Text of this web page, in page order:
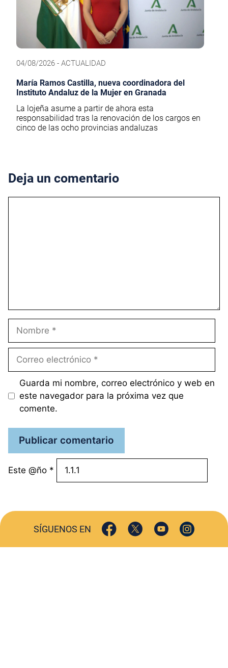
04/08/2026 - ACTUALIDAD
María Ramos Castilla, nueva coordinadora del
Instituto Andaluz de la Mujer en Granada
La lojeña asume a partir de ahora esta
responsabilidad tras la renovación de los cargos en
cinco de las ocho provincias andaluzas
Deja un comentario
electrónico
Guarda mi nombre, correo electrónico y web en
este navegador para la próxima vez que
comente.
Este @ño *
SÍGUENOS EN